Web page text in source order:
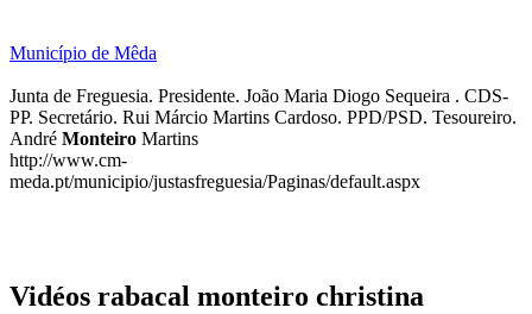
Município de Mêda
Junta de Freguesia. Presidente. João Maria Diogo Sequeira . CDS-
PP. Secretário. Rui Márcio Martins Cardoso. PPD/PSD. Tesoureiro.
André Monteiro Martins
http://www.cm-
meda.pt/municipio/justasfreguesia/Paginas/default.aspx
Vidéos rabacal monteiro christina